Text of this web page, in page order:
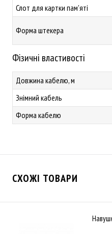
Слот для картки пам'яті
Форма штекера
Фізичні властивості
Довжина кабелю, м
Знімний кабель
Форма кабелю
СХОЖІ ТОВАРИ